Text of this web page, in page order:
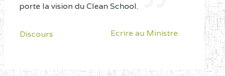
porte la vision du Clean School.
Discours Ecrire au Ministre